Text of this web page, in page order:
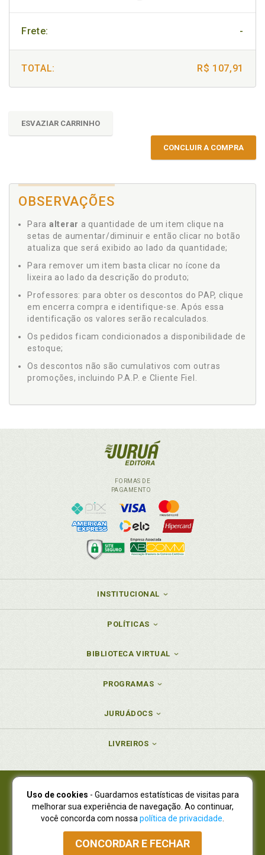
Frete: -
TOTAL: R$ 107,91
ESVAZIAR CARRINHO
CONCLUIR A COMPRA
OBSERVAÇÕES
Para alterar a quantidade de um item clique na
setas de aumentar/diminuir e então clicar no botão
atualiza que será exibido ao lado da quantidade;
Para remover um item basta clicar no ícone da
lixeira ao lado da descrição do produto;
Professores: para obter os descontos do PAP, clique
em encerra compra e identifique-se. Após essa
identificação os valores serão recalculados.
Os pedidos ficam condicionados a disponibilidade de
estoque;
Os descontos não são cumulativos com outras
promoções, incluindo P.A.P. e Cliente Fiel.
FORMAS DE
PAGAMENTO
INSTITUCIONAL
POLÍTICAS
BIBLIOTECA VIRTUAL
PROGRAMAS
JURUÁDOCS
LIVREIROS
Juruá Editora Ltda., CNPJ 77.535.508/0001-19
Juruá Informática Ltda., CNPJ 01.701.561/0001-80
NOVO ENDEREÇO:R. Flávio Dallegrave, 7665, São Lourenço |
Curitiba - Paraná - CEP 82210-310
Atendimento: (41) 4009-3900|Vendas Atacado: (41) 4009-3939
Uso de cookies - Guardamos estatísticas de visitas para
melhorar sua experiência de navegação. Ao continuar,
você concorda com nossa política de privacidade
CONCORDAR E FECHAR